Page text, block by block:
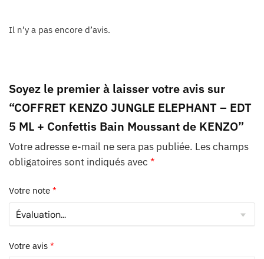
Il n’y a pas encore d’avis.
Soyez le premier à laisser votre avis sur
“COFFRET KENZO JUNGLE ELEPHANT – EDT
5 ML + Confettis Bain Moussant de KENZO”
Votre adresse e-mail ne sera pas publiée. Les champs
obligatoires sont indiqués avec *
Votre note *
Votre avis *